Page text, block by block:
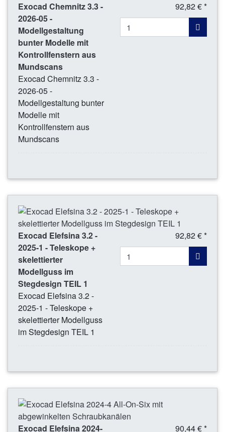
Exocad Chemnitz 3.3 -
2026-05 -
Modellgestaltung
bunter Modelle mit
Kontrollfenstern aus
Mundscans
Exocad Chemnitz 3.3 -
2026-05 -
Modellgestaltung bunter
Modelle mit
Kontrollfenstern aus
Mundscans
92,82 € *
Exocad Elefsina 3.2 -
2025-1 - Teleskope +
skelettierter
Modellguss im
Stegdesign TEIL 1
Exocad Elefsina 3.2 -
2025-1 - Teleskope +
skelettierter Modellguss
im Stegdesign TEIL 1
92,82 € *
Exocad Elefsina 2024- 90,44 € *